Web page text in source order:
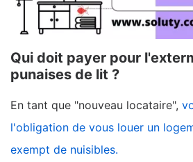
Qui doit payer pour
punaises de lit ?
En tant que "nouveau locataire",
l'obligation de vous louer un
exempt de nuisibles.